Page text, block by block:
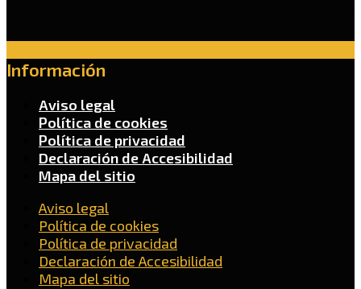
Información
Aviso legal
Política de cookies
Política de privacidad
Declaración de Accesibilidad
Mapa del sitio
Aviso legal
Política de cookies
Política de privacidad
Declaración de Accesibilidad
Mapa del sitio